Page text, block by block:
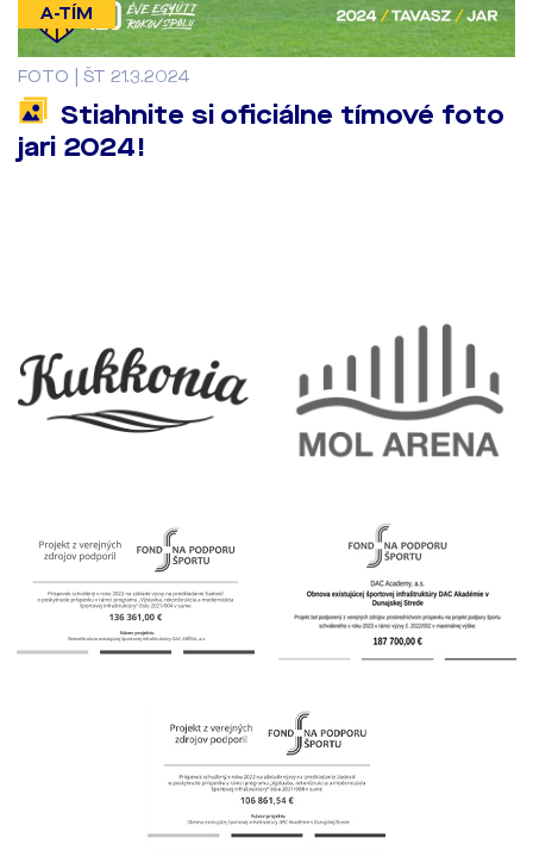
A-TÍM
FOTO | ŠT 21.3.2024
Stiahnite si oficiálne tímové foto
jari 2024!